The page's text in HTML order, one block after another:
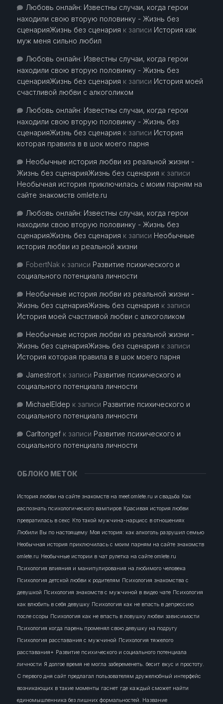
Любовь онлайн: Известны случаи, когда герои
находили свою вторую половинку - Жизнь без
сценарияЖизнь без сценария к записи История как
муж меня сильно любил
Любовь онлайн: Известны случаи, когда герои
находили свою вторую половинку - Жизнь без
сценарияЖизнь без сценария к записи История моей
счастливой любви с алкоголиком
Любовь онлайн: Известны случаи, когда герои
находили свою вторую половинку - Жизнь без
сценарияЖизнь без сценария к записи История
которая правила в в шок моего парня
Необычные история любви из реальной жизни -
Жизнь без сценарияЖизнь без сценария к записи
Необычная история приключилась с моим парням на
сайте знакомств omlete.ru
Любовь онлайн: Известны случаи, когда герои
находили свою вторую половинку - Жизнь без
сценарияЖизнь без сценария к записи Необычные
история любви из реальной жизни
FobertNakк записи Развитие психического и
социального потенциала личности
Необычные история любви из реальной жизни -
Жизнь без сценарияЖизнь без сценария к записи
История моей счастливой любви с алкоголиком
Необычные история любви из реальной жизни -
Жизнь без сценарияЖизнь без сценария к записи
История которая правила в в шок моего парня
Jamestrortк записи Развитие психического и
социального потенциала личности
MichaelEldep к записи Развитие психического и
социального потенциала личности
Carltongefк записи Развитие психического и
социального потенциала личности
ОБЛОКО МЕТОК
История любви на сайте знакомств на meet.omlete.ru и свадьба Как
распознать психологического вампиров Красивая история любви
превратилась в секс Кто такой мужчина-нарцисс в отношениях
Любили Вы по настоящему Моя история: как алкоголь разрушил семью
Необычная история приключилась с моим парням на сайте знакомств
omlete.ru Необычные истории в чат рулетка на сайте omlete.ru
Психология влияния и манипулирования на любимого человека
Психология детской любви к родителям Психология знакомства с
девушкой Психология знакомств с мужчиной в видео чате Психология
как влюбить в себя девушку Психология как не впасть в депрессию
после ссоры Психология как не впасть в ловушку любви зависимости
Психология когда парень променял свою девушку на подругу
Психология расставания с мужчиной Психология тяжелого
расставания+ Развитие психического и социального потенциала
личности Я долгое время не могла забеременеть. бесит вкус и простоту.
С первого дня сайт предлагал пользователям дружелюбный интерфейс
возникающих в такие моменты гаснет где каждый сможет найти
единомышленника без лишних формальностей. Название